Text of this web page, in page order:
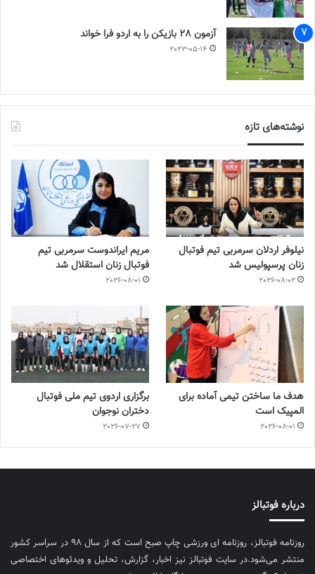
آزمون 28 بازیکن را به اردو فرا خواند
2023-05-14
نوشته‌های تازه
نیلوفر اردلان سرمربی تیم فوتبال
زنان پرسپولیس شد
2026-08-02
مریم ایراندوست سرمربی تیم
فوتبال زنان استقلال شد
2026-08-01
هدف ما ساختن تیمی آماده برای
المپیک است
2026-08-01
برگزاری اردوی تیم ملی فوتبال
دختران نوجوان
2026-07-27
درباره فوتبالز
روزنامه فوتبالز، روزنامه ای ورزشی چاپ صبح است که از سال ۹۸ در سراسر کشور
منتشر می‌شود.در سایت فوتبالز نیز اخبار، گزارش، تحلیل و ویدئوهای اختصاصی